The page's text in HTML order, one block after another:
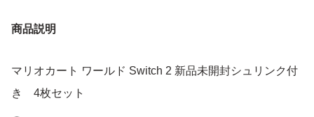
商品説明
マリオカート ワールド Switch 2 新品未開封シュリンク付
き 4枚セット